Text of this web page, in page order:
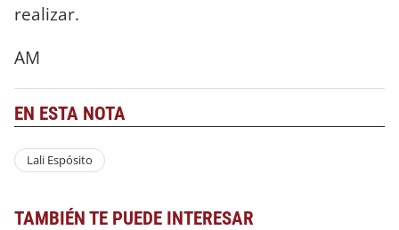
realizar.
AM
EN ESTA NOTA
Lali Espósito
TAMBIÉN TE PUEDE INTERESAR